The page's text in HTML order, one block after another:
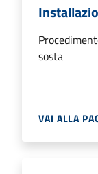
sosta
VAI ALLA